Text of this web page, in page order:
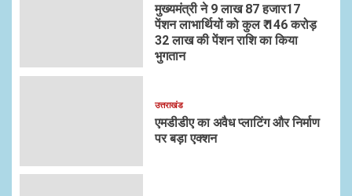
मुख्यमंत्री ने 9 लाख 87 हजार17
पेंशन लाभार्थियों को कुल ₹ 146 करोड़
32 लाख की पेंशन राशि का किया
भुगतान
उत्तराखंड
एमडीडीए का अवैध प्लाटिंग और निर्माण
पर बड़ा एक्शन